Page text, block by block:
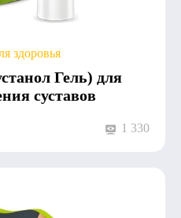
здоровья
Гель) для
суставов
1 330